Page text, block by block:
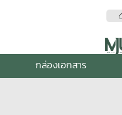
กล่องเอกสาร